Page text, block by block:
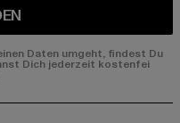
Daten umgeht, findest Du
Dich jederzeit kostenfei